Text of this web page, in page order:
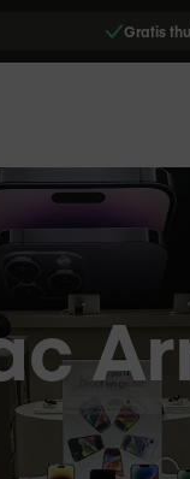
Gratis